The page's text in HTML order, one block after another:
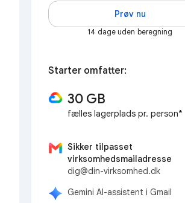
Prøv nu
14 dage uden beregning
Starter omfatter:
30 GB
fælles lagerplads pr. person*
Sikker tilpasset
virksomhedsmailadresse
dig@din-virksomhed.dk
Gemini AI-assistent i Gmail